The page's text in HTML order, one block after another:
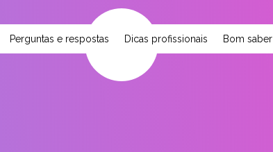
Perguntas e respostas Dicas profissionais Bom saber